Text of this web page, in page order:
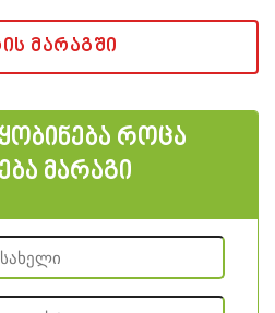
მარაგში
როცა
მარაგი